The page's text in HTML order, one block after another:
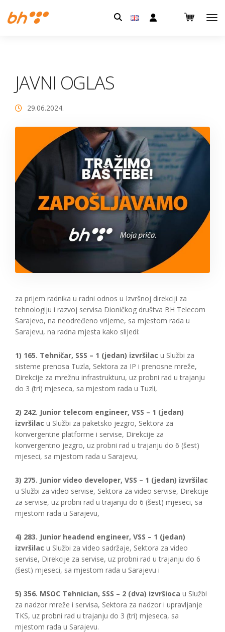
Pretraga:
JAVNI OGLAS
29.06.2024.
za prijem radnika u radni odnos u Izvršnoj direkciji za
tehnologiju i razvoj servisa Dioničkog društva BH Telecom
Sarajevo, na neodređeno vrijeme, sa mjestom rada u
Sarajevu, na radna mjesta kako slijedi:
1) 165. Tehničar, SSS – 1 (jedan) izvršilac u Službi za
sisteme prenosa Tuzla, Sektora za IP i prenosne mreže,
Direkcije za mrežnu infrastrukturu, uz probni rad u trajanju
do 3 (tri) mjeseca, sa mjestom rada u Tuzli,
2) 242. Junior telecom engineer, VSS – 1 (jedan)
izvršilac u Službi za paketsko jezgro, Sektora za
konvergentne platforme i servise, Direkcije za
konvergentno jezgro, uz probni rad u trajanju do 6 (šest)
mjeseci, sa mjestom rada u Sarajevu,
3) 275. Junior video developer, VSS – 1 (jedan) izvršilac
u Službi za video servise, Sektora za video servise, Direkcije
za servise, uz probni rad u trajanju do 6 (šest) mjeseci, sa
mjestom rada u Sarajevu,
4) 283. Junior headend engineer, VSS – 1 (jedan)
izvršilac u Službi za video sadržaje, Sektora za video
servise, Direkcije za servise, uz probni rad u trajanju do 6
(šest) mjeseci, sa mjestom rada u Sarajevu i
5) 356. MSOC Tehnician, SSS – 2 (dva) izvršioca u Službi
za nadzor mreže i servisa, Sektora za nadzor i upravljanje
TKS, uz probni rad u trajanju do 3 (tri) mjeseca, sa
mjestom rada u Sarajevu.